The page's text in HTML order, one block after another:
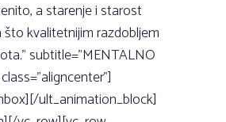
a starenje i starost
što kvalitetnijim razdobljem
subtitle=”MENTALNO
ult_animation_block]